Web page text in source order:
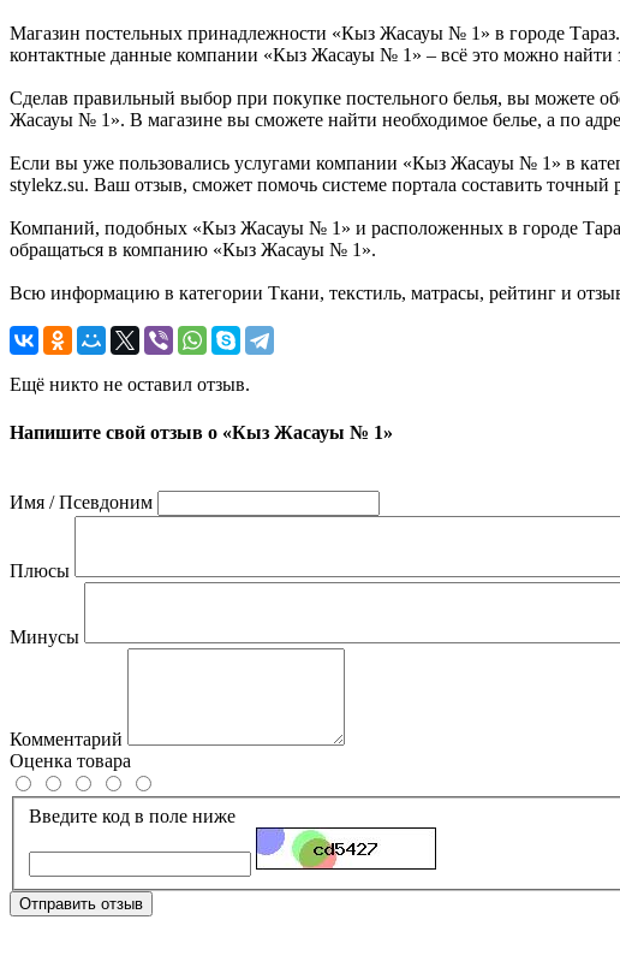
Магазин постельных принадлежности «Кыз Жасауы № 1» в городе
контактные данные компании «Кыз Жасауы № 1» – всё это можно найти
Сделав правильный выбор при покупке постельного белья, вы можете
Жасауы № 1». В магазине вы сможете найти необходимое белье, а по
Если вы уже пользовались услугами компании «Кыз Жасауы № 1» в
stylekz.su. Ваш отзыв, сможет помочь системе портала составить
Компаний, подобных «Кыз Жасауы № 1» и расположенных в городе
обращаться в компанию «Кыз Жасауы № 1».
Всю информацию в категории Ткани, текстиль, матрасы, рейтинг и
Ещё никто не оставил отзыв.
Напишите свой отзыв о «Кыз Жасауы № 1»
Имя / Псевдоним
Плюсы
Минусы
Комментарий
Оценка товара
Введите код в поле ниже
Отправить отзыв